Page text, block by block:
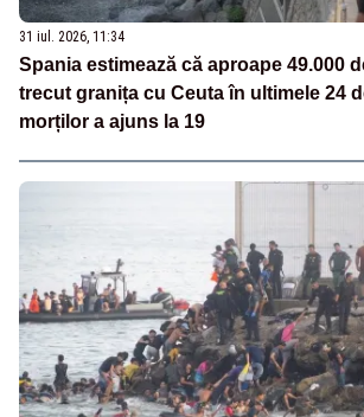
31 iul. 2026, 11:34
Spania estimează că aproape 49.000
trecut granița cu Ceuta în ultimele 24
morților a ajuns la 19